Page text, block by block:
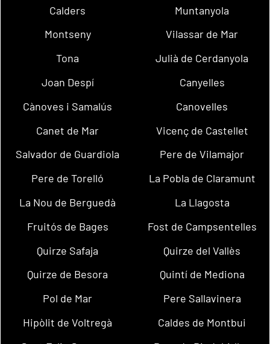
Calders
Muntanyola
Montseny
Vilassar de Mar
Tona
Julià de Cerdanyola
Joan Despí
Canyelles
Cànoves i Samalús
Canovelles
Canet de Mar
Vicenç de Castellet
Salvador de Guardiola
Pere de Vilamajor
Pere de Torelló
La Pobla de Claramunt
La Nou de Berguedà
La Llagosta
Fruitós de Bages
Fost de Campsentelles
Quirze Safaja
Quirze del Vallès
Quirze de Besora
Quintí de Mediona
Pol de Mar
Pere Sallavinera
Hipòlit de Voltregà
Caldes de Montbui